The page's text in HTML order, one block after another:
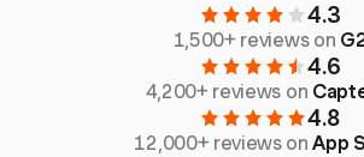
4.3
1,500+ reviews on
4.6
4,200+ reviews on
4.8
12,000+ reviews onApp